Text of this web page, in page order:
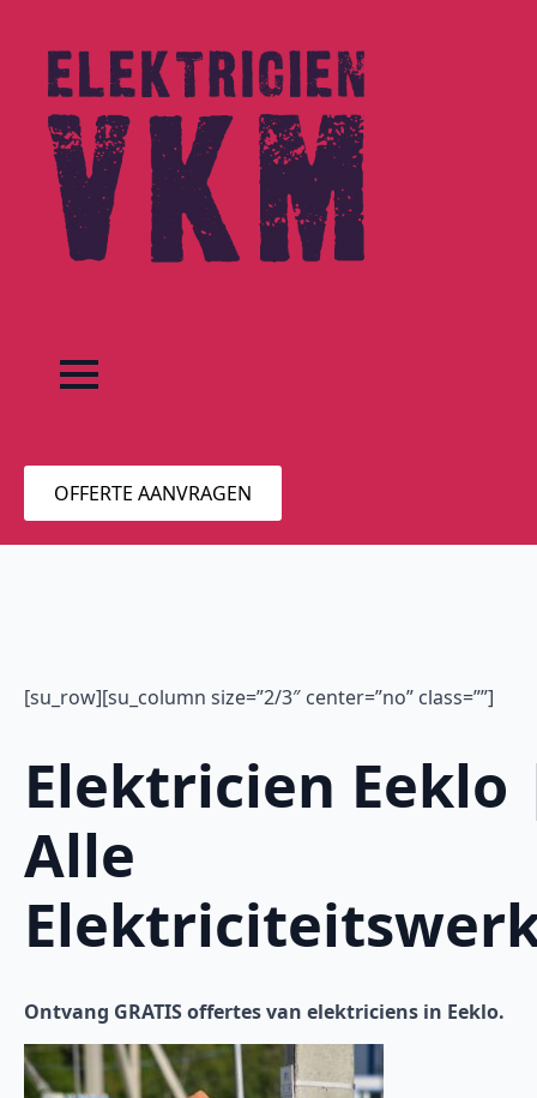
OFFERTE AANVRAGEN
[su_row][su_column size=”2/3″ center=”no” class=””]
Elektricien Eeklo
Alle
Ontvang GRATIS offertes van elektriciens in Eeklo.